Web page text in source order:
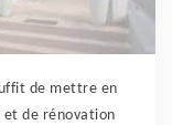
de mettre en
et de rénovation